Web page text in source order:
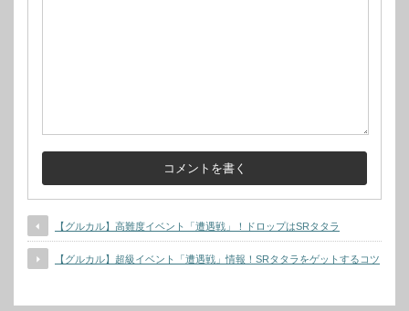
【グルカル】高難度イベント「遭遇戦」！ドロップはSRタタラ
【グルカル】超級イベント「遭遇戦」情報！SRタタラをゲットするコツ